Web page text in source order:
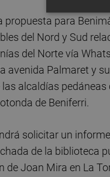
propuesta para
del Nord y Sud
del Norte vía
avenida Palmaret y
alcaldías
de Beniferri.
solicitar un
de la biblioteca
de Joan Mira en La